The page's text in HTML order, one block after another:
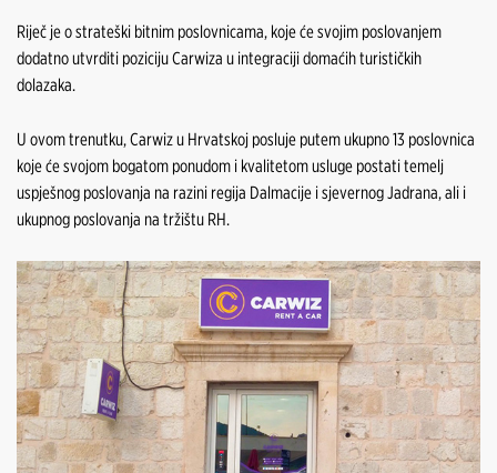
Riječ je o strateški bitnim poslovnicama, koje će svojim poslovanjem
dodatno utvrditi poziciju Carwiza u integraciji domaćih turističkih
dolazaka.
U ovom trenutku, Carwiz u Hrvatskoj posluje putem ukupno 13 poslovnica
koje će svojom bogatom ponudom i kvalitetom usluge postati temelj
uspješnog poslovanja na razini regija Dalmacije i sjevernog Jadrana, ali i
ukupnog poslovanja na tržištu RH.